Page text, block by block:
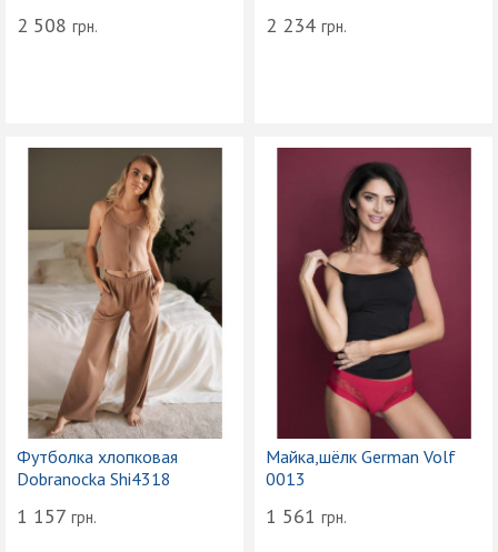
2 508 грн. 2 234 грн.
Футболка хлопковая
Dobranocka Shi4318
1 157 грн.
Майка,шёлк German Volf
0013
1 561 грн.